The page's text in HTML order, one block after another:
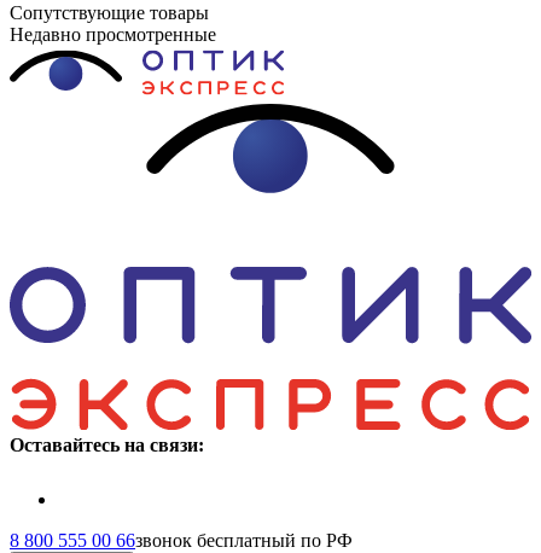
Сопутствующие товары
Недавно просмотренные
Оставайтесь на связи:
8 800 555 00 66звонок бесплатный по РФ